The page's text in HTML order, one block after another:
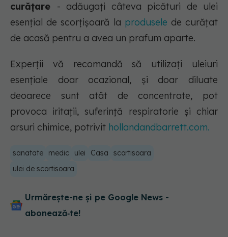
curățare - adăugați câteva picături de ulei
esențial de scorțișoară la produsele de curățat
de acasă pentru a avea un prafum aparte.
Experții vă recomandă să utilizați uleiuri
esențiale doar ocazional, și doar diluate
deoarece sunt atât de concentrate, pot
provoca iritații, suferință respiratorie și chiar
arsuri chimice, potrivit hollandandbarrett.com.
sanatate medic ulei Casa
scortisoara
ulei de scortisoara
Urmărește-ne și pe Google News -
abonează‑te!